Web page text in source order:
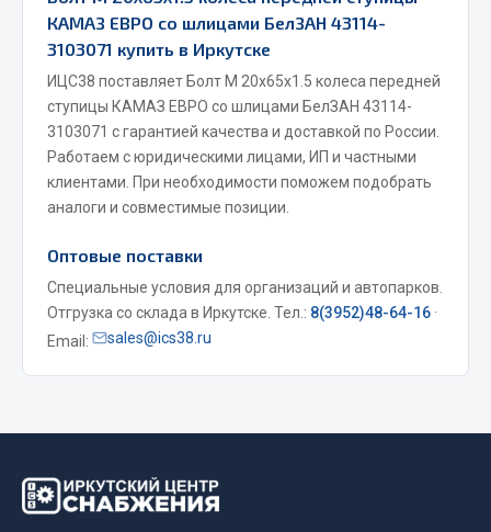
Сцепление
Коробка передач
Коробка передач ZF
Показать ещё
Весь раздел
Система питания
Подвеска
Тормозная система
Двери
Двигатель
Показать ещё
КАМАЗ ЕВРО со шлицами БелЗАН 43114-
3103071 купить в Иркутске
ИЦС38 поставляет Болт М 20х65х1.5 колеса передней
ступицы КАМАЗ ЕВРО со шлицами БелЗАН 43114-
3103071 с гарантией качества и доставкой по России.
Работаем с юридическими лицами, ИП и частными
клиентами. При необходимости поможем подобрать
аналоги и совместимые позиции.
Оптовые поставки
Специальные условия для организаций и автопарков.
Отгрузка со склада в Иркутске. Тел.: 8(3952)48-64-16 ·
Email:
sales@ics38.ru